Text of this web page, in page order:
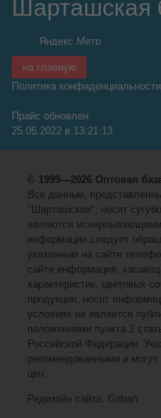
293.72р. от 5000р.
р.от15000р.
–
19*38*4, 5см
042-186 Играем вместе®
Цена от суммы ВСЕГО заказа
327.32р.розница
304.41р.от5000 р.
278.22р. от10000 р.
242.22р.от15000 р.
–
Набор солдатиков и